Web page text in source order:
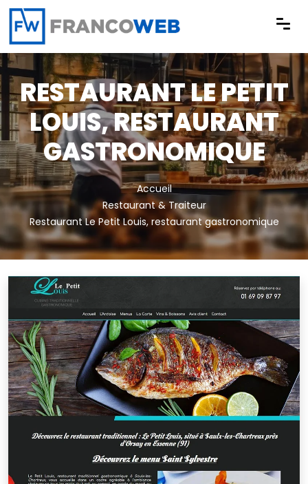
Panneau de gestion des cookies
RESTAURANT LE PETIT
LOUIS, RESTAURANT
GASTRONOMIQUE
Accueil
Restaurant & Traiteur
Restaurant Le Petit Louis, restaurant gastronomique